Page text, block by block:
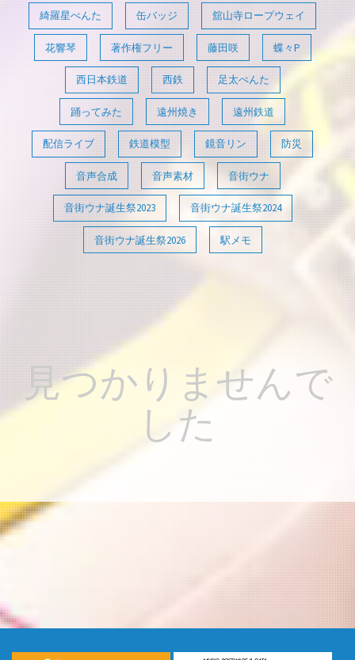
綺羅星ぺんた 缶バッジ 舘山寺ロープウェイ
花響琴 著作権フリー 藤田咲 蝶々P
西日本鉄道 西鉄 足太ぺんた
踊ってみた 遠州焼き 遠州鉄道
配信ライブ 鉄道模型 鏡音リン 防災
音声合成 音声素材 音街ウナ
音街ウナ誕生祭2023 音街ウナ誕生祭2024
音街ウナ誕生祭2026 駅メモ
見つかりませんで
した